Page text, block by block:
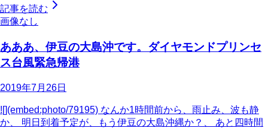
記事を読む
画像なし
あああ、伊豆の大島沖です。ダイヤモンドプリンセ
ス台風緊急帰港
2019年7月26日
![](embed:photo/79195) なんか1時間前から、雨止み、波も静
か、 明日到着予定が、もう伊豆の大島沖縄か？、 あと四時間